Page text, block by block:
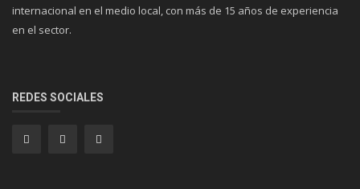
internacional en el medio local, con más de 15 años de experiencia
en el sector.
REDES SOCIALES